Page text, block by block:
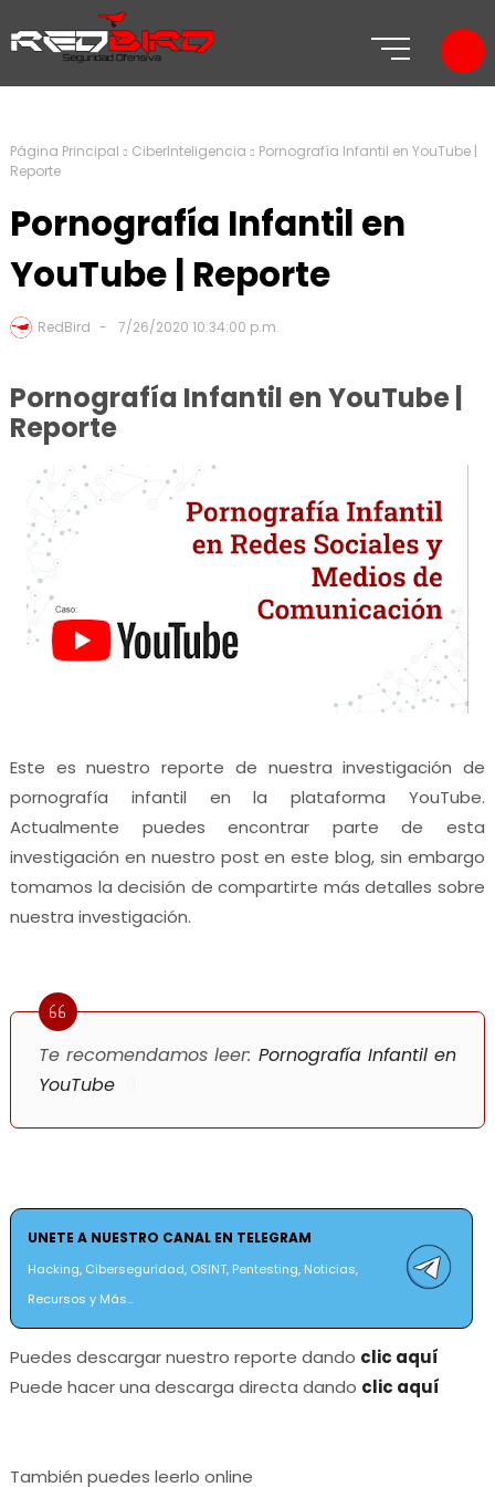
Página Principal CiberInteligencia
Pornografía Infantil en YouTube |
Reporte
Pornografía Infantil en
YouTube | Reporte
RedBird 7/26/2020 10:34:00 p.m.
Pornografía Infantil en YouTube |
Reporte
Este es nuestro reporte de nuestra investigación de
pornografía infantil en la plataforma YouTube.
Actualmente puedes encontrar parte de esta
investigación en nuestro post en este blog, sin embargo
tomamos la decisión de compartirte más detalles sobre
nuestra investigación.
Te recomendamos leer: Pornografía Infantil en
YouTube
UNETE A NUESTRO CANAL EN TELEGRAM
Hacking, Ciberseguridad, OSINT, Pentesting, Noticias,
Recursos y Más...
Puedes descargar nuestro reporte dando clic aquí
Puede hacer una descarga directa dando clic aquí
También puedes leerlo online